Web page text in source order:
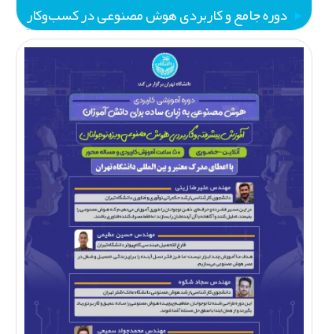
دوره جامع و کاربردی هوش مصنوعی در کسب‌وکار